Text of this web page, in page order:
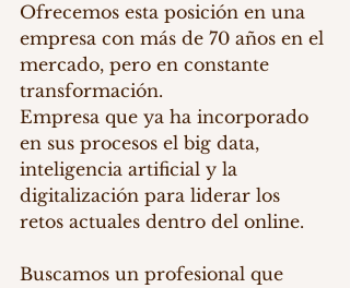
Ofrecemos esta posición en una
empresa con más de 70 años en el
mercado, pero en constante
transformación.
Empresa que ya ha incorporado
en sus procesos el big data,
inteligencia artificial y la
digitalización para liderar los
retos actuales dentro del online.
Buscamos un profesional que